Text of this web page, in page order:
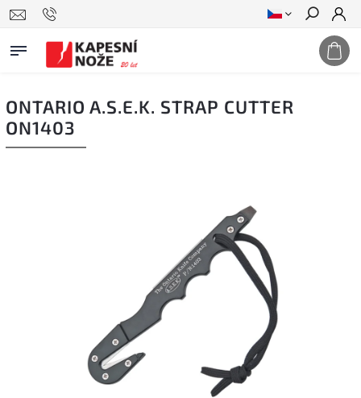
Hledat
ONTARIO A.S.E.K. STRAP CUTTER
ON1403